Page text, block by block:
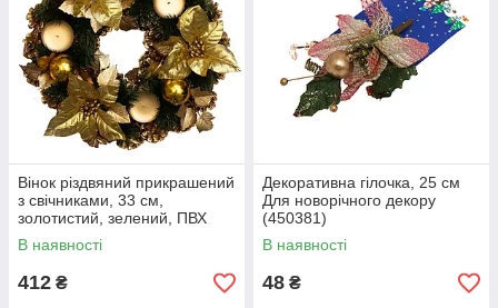
Вінок різдвяний прикрашений
з свічниками, 33 см,
золотистий, зелений, ПВХ
(471041-1)
В наявності
412 ₴
Декоративна гілочка, 25 см
Для новорічного декору
(450381)
В наявності
48 ₴